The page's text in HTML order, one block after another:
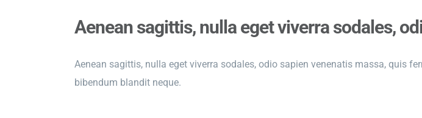
Aenean sagittis, nulla eget viverra sodales,
Aenean sagittis, nulla eget viverra sodales, odio sapien venenatis massa, quis
bibendum blandit neque.